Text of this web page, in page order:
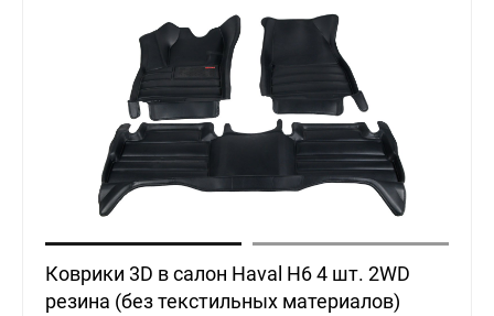
Коврики 3D в салон Haval H6 4 шт. 2WD
резина (без текстильных материалов)